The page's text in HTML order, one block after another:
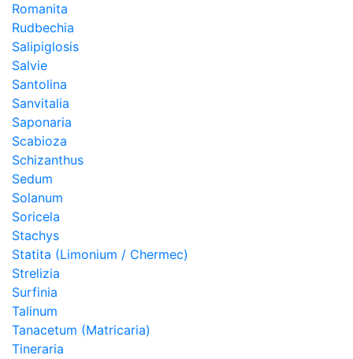
Romanita
Rudbechia
Salipiglosis
Salvie
Santolina
Sanvitalia
Saponaria
Scabioza
Schizanthus
Sedum
Solanum
Soricela
Stachys
Statita (Limonium / Chermec)
Strelizia
Surfinia
Talinum
Tanacetum (Matricaria)
Tineraria